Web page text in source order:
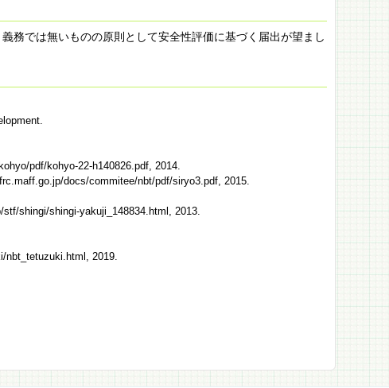
務では無いものの原則として安全性評価に基づく届出が望まし
pdf/kohyo-22-h140826.pdf, 2014.
docs/commitee/nbt/pdf/siryo3.pdf, 2015.
shingi/shingi-yakuji_148834.html, 2013.
nbt_tetuzuki.html, 2019.